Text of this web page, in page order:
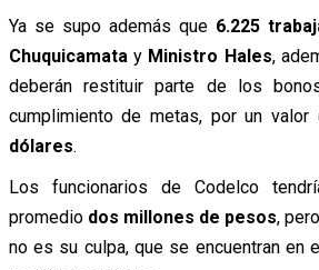
Ya se supo además que 6.225
Chuquicamata y Ministro Hales,
deberán restituir parte de los
cumplimiento de metas, por un valor
dólares.
Los funcionarios de Codelco
promedio dos millones de pesos,
no es su culpa, que se encuentran en